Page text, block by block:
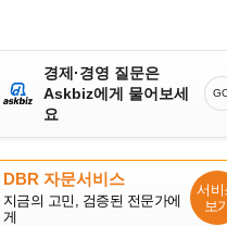
경제·경영 질문은
Askbiz에게 물어보세
요
DBR 자문서비스
지금의 고민, 검증된 전문가에
게
서비
보